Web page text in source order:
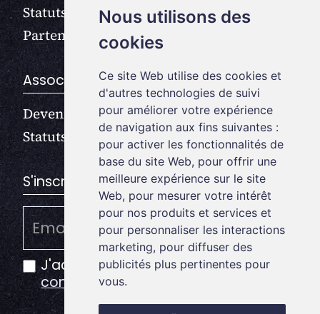
Nous utilisons des
cookies
Ce site Web utilise des cookies et
d'autres technologies de suivi
pour améliorer votre expérience
de navigation aux fins suivantes :
pour activer les fonctionnalités de
base du site Web, pour offrir une
meilleure expérience sur le site
Web, pour mesurer votre intérêt
pour nos produits et services et
pour personnaliser les interactions
marketing, pour diffuser des
publicités plus pertinentes pour
vous.
Statuts
Partenaires
Association
Devenir membre
Statuts
S'inscrire à la newsletter
J'accepte lapolitique de
confidentialité